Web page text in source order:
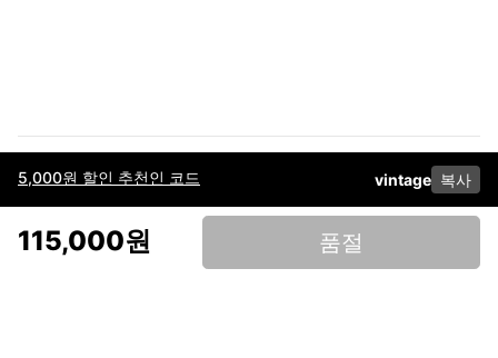
5,000원 할인 추천인 코드 vintage 복사
115,000원 품절
이용약관고객센터판매개인정보 처리방침사업자 정보다운로드